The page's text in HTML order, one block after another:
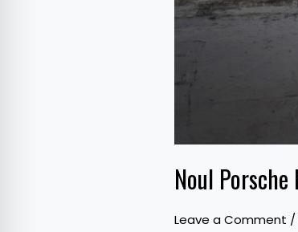
Noul
Leave a Comment /